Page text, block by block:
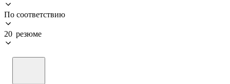
По соответствию
20 резюме